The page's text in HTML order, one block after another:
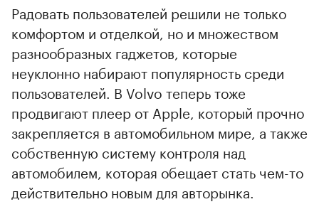
Радовать пользователей решили не только
комфортом и отделкой, но и множеством
разнообразных гаджетов, которые
неуклонно набирают популярность среди
пользователей. В Volvo теперь тоже
продвигают плеер от Apple, который прочно
закрепляется в автомобильном мире, а также
собственную систему контроля над
автомобилем, которая обещает стать чем-то
действительно новым для авторынка.